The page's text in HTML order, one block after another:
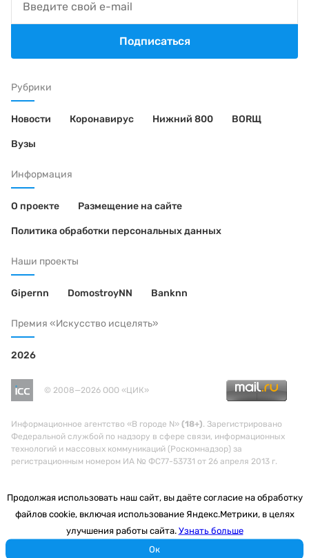
Рубрики
Новости Коронавирус Нижний 800 BORЩ
Вузы
Информация
О проекте Размещение на сайте
Политика обработки персональных данных
Наши проекты
Gipernn DomostroyNN Banknn
Премия «Искусство исцелять»
2026
© 2008—2026 ООО «ЦИК»
Информационное агентство «В городе N» (18+). Зарегистрировано
Федеральной службой по надзору в сфере связи, информационных
технологий и массовых коммуникаций (Роскомнадзор) за
регистрационным номером ИА № ФС77-53731 от 26 апреля 2013 г.
Подписаться
Продолжая использовать наш сайт, вы даёте согласие на обработку
файлов cookie, включая использование Яндекс.Метрики, в целях
улучшения работы сайта. Узнать больше
Ок